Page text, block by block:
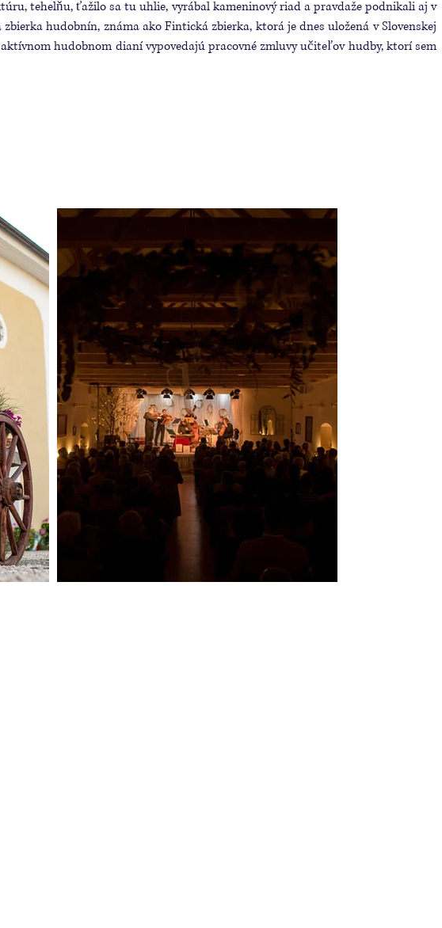
tehelňu, ťažilo sa tu uhlie, vyrábal kameninový riad a pravdaže podnikali aj v
hudobnín, známa ako Fintická zbierka, ktorá je dnes uložená v Slovenskej
hudobnom dianí vypovedajú pracovné zmluvy učiteľov hudby, ktorí sem